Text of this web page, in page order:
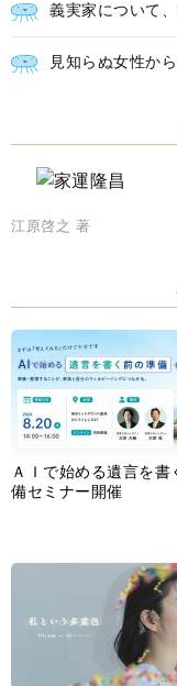
義実家について
見知らぬ女性か
江原啓之 著
ＡＩで始める遺言を書
備セミナー開催